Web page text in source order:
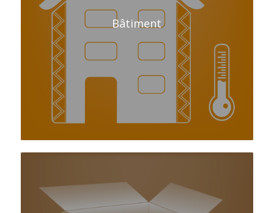
Bâtiment